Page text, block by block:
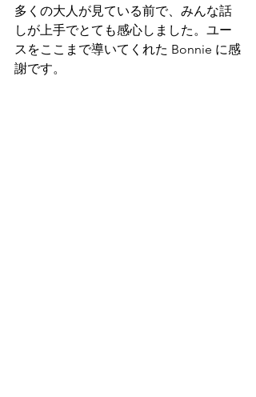
多くの大人が見ている前で、みんな話
しが上手でとても感心しました。ユー
スをここまで導いてくれた Bonnie に感
謝です。